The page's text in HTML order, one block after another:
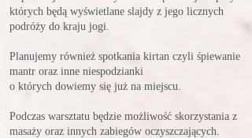
których będą wyświetlane slajdy z jego licznych
podróży do kraju jogi.
Planujemy również spotkania kirtan czyli śpiewanie
mantr oraz inne niespodzianki
o których dowiemy się już na miejscu.
Podczas warsztatu będzie możliwość skorzystania z
masaży oraz innych zabiegów oczyszczających.